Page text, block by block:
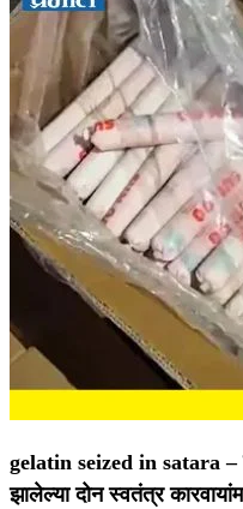
gelatin seized in satara –
झालेल्या दोन स्वतंत्र